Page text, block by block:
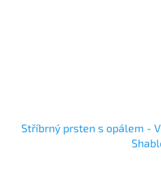
Stříbrný prsten s opálem -